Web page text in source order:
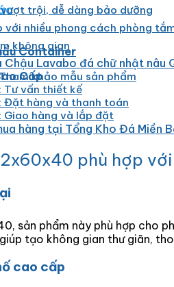
Container
Cấp
trội, dễ dàng bảo dưỡng
với nhiều phong cách phòng
không gian
Chậu Lavabo đá chữ nhật nâu
khảo mẫu sản phẩm
Tư vấn thiết kế
Đặt hàng và thanh toán
Giao hàng và lắp đặt
hàng tại Tổng Kho Đá Miền
phù hợp
sản phẩm này phù hợp cho
tạo không gian thư giãn,
cao cấp